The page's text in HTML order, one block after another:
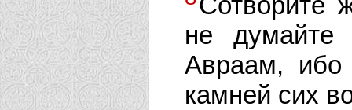
не
Авраам,
камней сих